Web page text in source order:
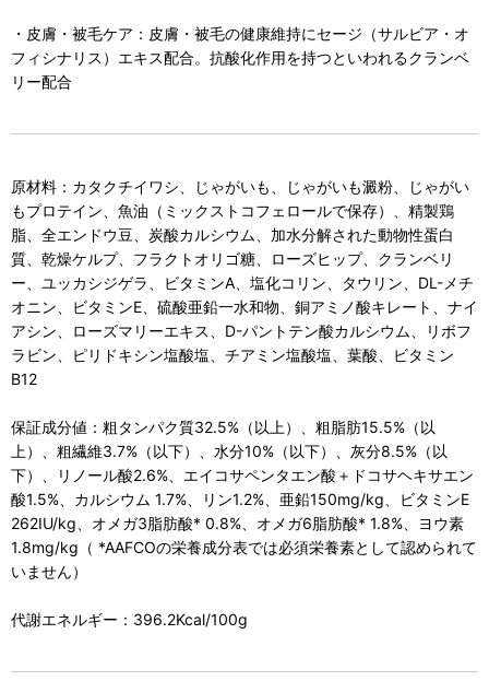
・皮膚・被毛ケア：皮膚・被毛の健康維持にセージ（サルビア・オ
フィシナリス）エキス配合。抗酸化作用を持つといわれるクランベ
リー配合
原材料：カタクチイワシ、じゃがいも、じゃがいも澱粉、じゃがい
もプロテイン、魚油（ミックストコフェロールで保存）、精製鶏
脂、全エンドウ豆、炭酸カルシウム、加水分解された動物性蛋白
質、乾燥ケルプ、フラクトオリゴ糖、ローズヒップ、クランベリ
ー、ユッカシジゲラ、ビタミンA、塩化コリン、タウリン、DL-メチ
オニン、ビタミンE、硫酸亜鉛一水和物、銅アミノ酸キレート、ナイ
アシン、ローズマリーエキス、D-パントテン酸カルシウム、リボフ
ラビン、ピリドキシン塩酸塩、チアミン塩酸塩、葉酸、ビタミン
B12
保証成分値：粗タンパク質32.5%（以上）、粗脂肪15.5%（以
上）、粗繊維3.7%（以下）、水分10%（以下）、灰分8.5%（以
下）、リノール酸2.6%、エイコサペンタエン酸＋ドコサヘキサエン
酸1.5%、カルシウム 1.7%、リン1.2%、亜鉛150mg/kg、ビタミンE
262IU/kg、オメガ3脂肪酸* 0.8%、オメガ6脂肪酸* 1.8%、ヨウ素
1.8mg/kg（ *AAFCOの栄養成分表では必須栄養素として認められて
いません）
代謝エネルギー：396.2Kcal/100g